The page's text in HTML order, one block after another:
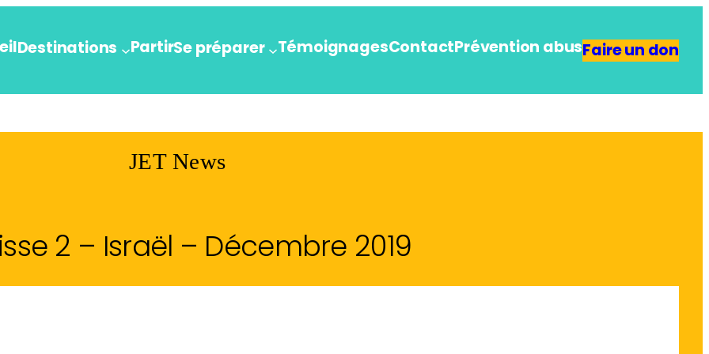
Destinations PartirSe préparer TémoignagesContactPrévention abusFaire un don
JET News
2 – Israël – Décembre 2019